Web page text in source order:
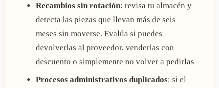
Recambios sin rotación: revisa tu almacén y
detecta las piezas que llevan más de seis
meses sin moverse. Evalúa si puedes
devolverlas al proveedor, venderlas con
descuento o simplemente no volver a pedirlas
Procesos administrativos duplicados: si el